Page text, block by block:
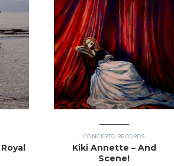
CONCERTO RECORDS
Kiki Annette – And
Scene!